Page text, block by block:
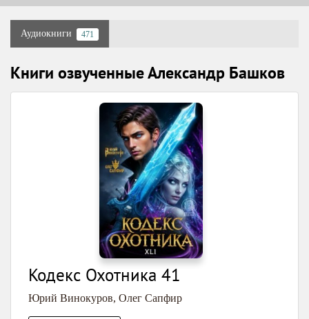
Аудиокниги 471
Книги озвученные Александр Башков
Кодекс Охотника 41
Юрий Винокуров, Олег Сапфир